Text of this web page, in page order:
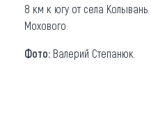
8 км к югу от села
Мохового.
Фото: Валерий Степанюк.